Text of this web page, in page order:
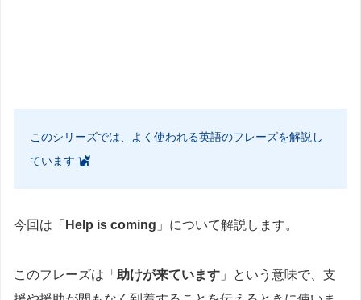
このシリーズでは、よく使われる英語のフレーズを解説し
ています
今回は「 Help is coming 」について解説します。
このフレーズは「 助けが来ています 」という意味で、支